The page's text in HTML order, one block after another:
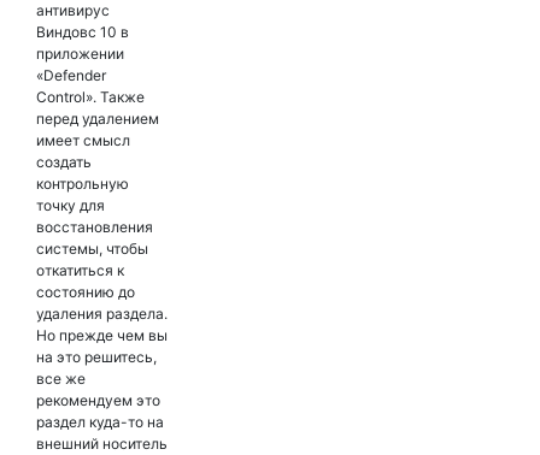
антивирус
Виндовс 10 в
приложении
«Defender
Control». Также
перед удалением
имеет смысл
создать
контрольную
точку для
восстановления
системы, чтобы
откатиться к
состоянию до
удаления раздела.
Но прежде чем вы
на это решитесь,
все же
рекомендуем это
раздел куда-то на
внешний носитель